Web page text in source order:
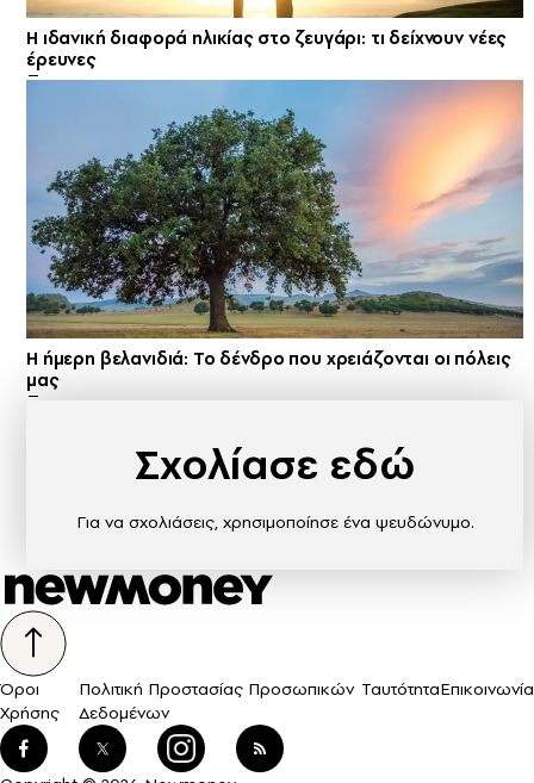
Η ιδανική διαφορά ηλικίας στο ζευγάρι: τι δείχνουν νέες
έρευνες
Η ήμερη βελανιδιά: Το δένδρο που χρειάζονται οι πόλεις
μας
Σχολίασε εδώ
Για να σχολιάσεις, χρησιμοποίησε ένα ψευδώνυμο.
Όροι
Χρήσης
Πολιτική Προστασίας Προσωπικών
Δεδομένων
ΤαυτότηταΕπικοινωνία